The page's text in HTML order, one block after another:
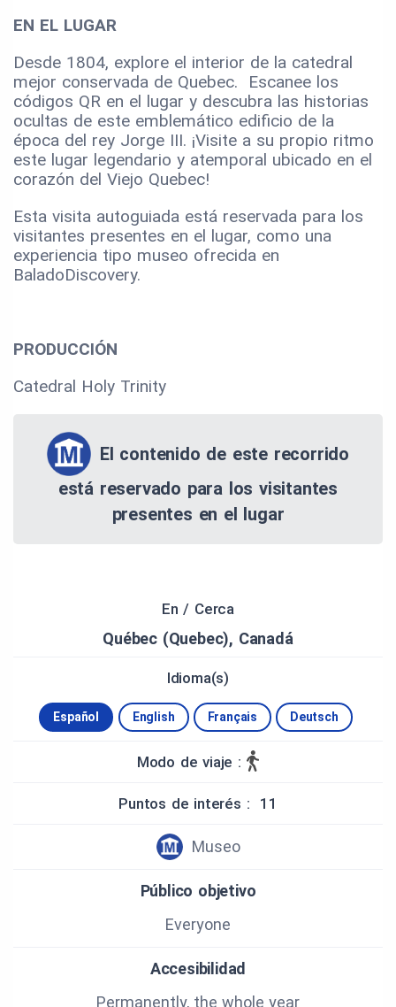
EN EL LUGAR
Desde 1804, explore el interior de la catedral
mejor conservada de Quebec. Escanee los
códigos QR en el lugar y descubra las historias
ocultas de este emblemático edificio de la
época del rey Jorge III. ¡Visite a su propio ritmo
este lugar legendario y atemporal ubicado en el
corazón del Viejo Quebec!
Esta visita autoguiada está reservada para los
visitantes presentes en el lugar, como una
experiencia tipo museo ofrecida en
BaladoDiscovery.
PRODUCCIÓN
Catedral Holy Trinity
El contenido de este recorrido
está reservado para los visitantes
presentes en el lugar
En / Cerca
Québec (Quebec), Canadá
Idioma(s)
Español English Français Deutsch
Modo de viaje :
Puntos de interés : 11
Museo
Público objetivo
Everyone
Accesibilidad
Permanently, the whole year